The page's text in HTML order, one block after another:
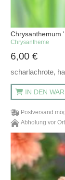
Chrysanthemum
Chrysantheme
6,00€
scharlachrote,
IN DEN
Postversand
Abholung vor Ort